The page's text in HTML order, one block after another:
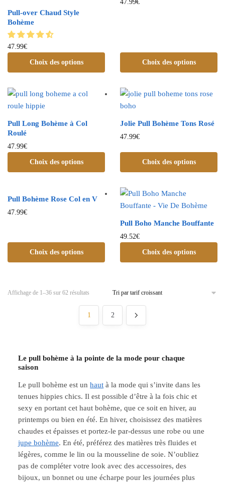
Pull-over Chaud Style
Bohème
47.99€
Choix des options
47.99€
Choix des options
Pull Long Bohème à Col
Roulé
47.99€
Choix des options
Jolie Pull Bohème Tons Rosé
47.99€
Choix des options
Pull Bohème Rose Col en V
47.99€
Choix des options
Pull Boho Manche Bouffante
49.52€
Choix des options
Affichage de 1–36 sur 62 résultats
1 2
Le pull bohème à la pointe de la mode pour chaque
saison
Le pull bohème est unhaut à la mode qui s’invite dans les
tenues hippies chics. Il est possible d’être à la fois chic et
sexy en portant cethaut bohème, que ce soit en hiver, au
printemps ou bien en été. En hiver, choisissez des matières
chaudes et épaisses et portez-le par-dessus une robe ou une
jupe bohème. En été, préférez des matières très fluides et
légères, comme le lin ou la mousseline de soie. N’oubliez
pas de compléter votre look avec des accessoires, des
bijoux, un bonnet ou une écharpe pour les journées plus